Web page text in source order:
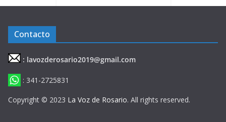
Contacto
: lavozderosario2019@gmail.com
: 341-2725831
Copyright © 2023 La Voz de Rosario. All rights reserved.